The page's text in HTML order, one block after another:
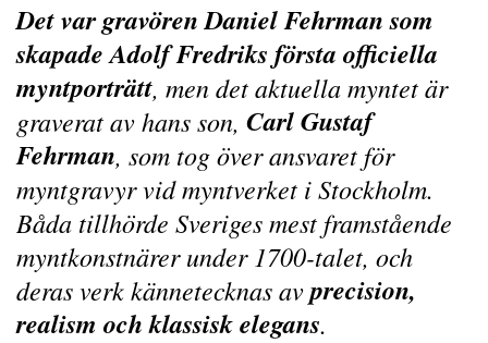
Det var gravören Daniel Fehrman som
skapade Adolf Fredriks första officiella
myntporträtt, men det aktuella myntet är
graverat av hans son, Carl Gustaf
Fehrman, som tog över ansvaret för
myntgravyr vid myntverket i Stockholm.
Båda tillhörde Sveriges mest framstående
myntkonstnärer under 1700-talet, och
deras verk kännetecknas avprecision,
realism och klassisk elegans.